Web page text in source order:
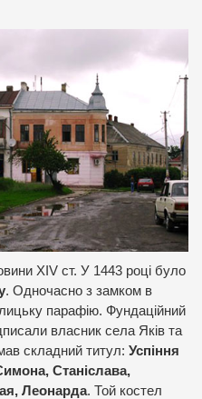
XIV ст. У 1443 році було
. Одночасно з замком в
парафію. Фундаційний
власник села Яків та
складний титул: Успіння
Станіслава,
Леонарда. Той костел